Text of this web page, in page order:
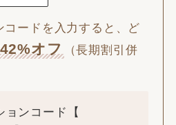
コードを入力すると、ど
オフ
（長期割引併
ョンコード【